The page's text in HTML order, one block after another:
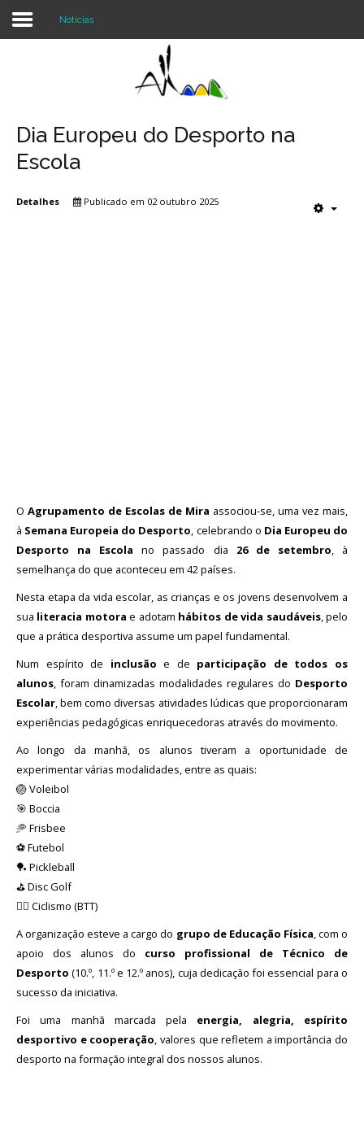
Register
Notícias
Dia Europeu do Desporto na
Escola
Detalhes Publicado em 02 outubro 2025
O Agrupamento de Escolas de Mira associou-se, uma vez mais,
à Semana Europeia do Desporto, celebrando o Dia Europeu do
Desporto na Escola no passado dia 26 de setembro, à
semelhança do que aconteceu em 42 países.
Nesta etapa da vida escolar, as crianças e os jovens desenvolvem a
sua literacia motora e adotam hábitos de vida saudáveis, pelo
que a prática desportiva assume um papel fundamental.
Num espírito de inclusão e de participação de todos os
alunos, foram dinamizadas modalidades regulares do Desporto
Escolar, bem como diversas atividades lúdicas que proporcionaram
experiências pedagógicas enriquecedoras através do movimento.
Ao longo da manhã, os alunos tiveram a oportunidade de
experimentar várias modalidades, entre as quais:
🏐 Voleibol
🎯 Boccia
🥏 Frisbee
⚽ Futebol
🏓 Pickleball
⛳ Disc Golf
🚴‍♂️ Ciclismo (BTT)
A organização esteve a cargo do grupo de Educação Física, com o
apoio dos alunos do curso profissional de Técnico de
Desporto (10.º, 11.º e 12.º anos), cuja dedicação foi essencial para o
sucesso da iniciativa.
Foi uma manhã marcada pela energia, alegria, espírito
desportivo e cooperação, valores que refletem a importância do
desporto na formação integral dos nossos alunos.